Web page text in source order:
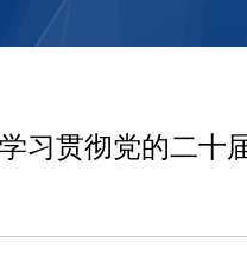
习贯彻党的二十